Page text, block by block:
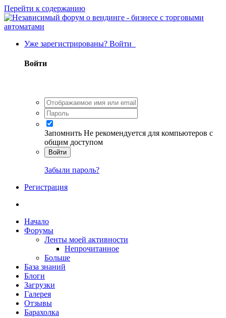
Перейти к содержанию
Уже зарегистрированы? Войти
Войти
Запомнить Не рекомендуется для компьютеров с
общим доступом
Войти
Забыли пароль?
Регистрация
Начало
Форумы
Ленты моей активности
Непрочитанное
Больше
База знаний
Блоги
Загрузки
Галерея
Отзывы
Барахолка